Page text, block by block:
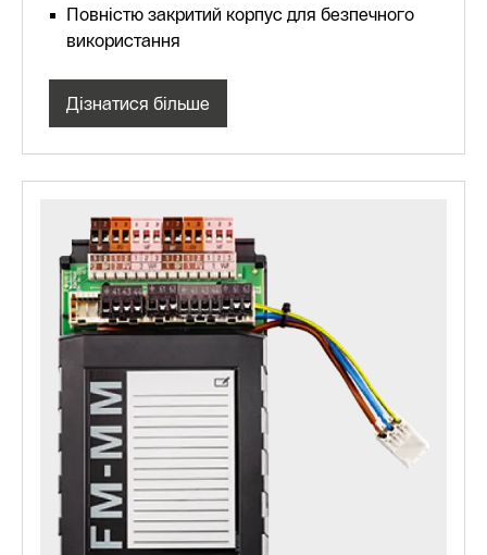
Повністю закритий корпус для безпечного
використання
Дізнатися більше